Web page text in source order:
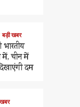
बड़ी खबर
भारतीय
में, चीन में
दम